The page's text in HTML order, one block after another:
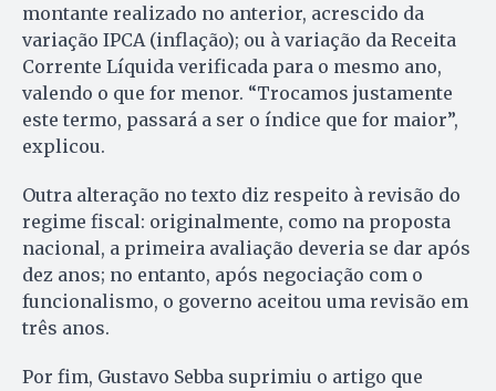
montante realizado no anterior, acrescido da
variação IPCA (inflação); ou à variação da Receita
Corrente Líquida verificada para o mesmo ano,
valendo o que for menor. “Trocamos justamente
este termo, passará a ser o índice que for maior”,
explicou.
Outra alteração no texto diz respeito à revisão do
regime fiscal: originalmente, como na proposta
nacional, a primeira avaliação deveria se dar após
dez anos; no entanto, após negociação com o
funcionalismo, o governo aceitou uma revisão em
três anos.
Por fim, Gustavo Sebba suprimiu o artigo que